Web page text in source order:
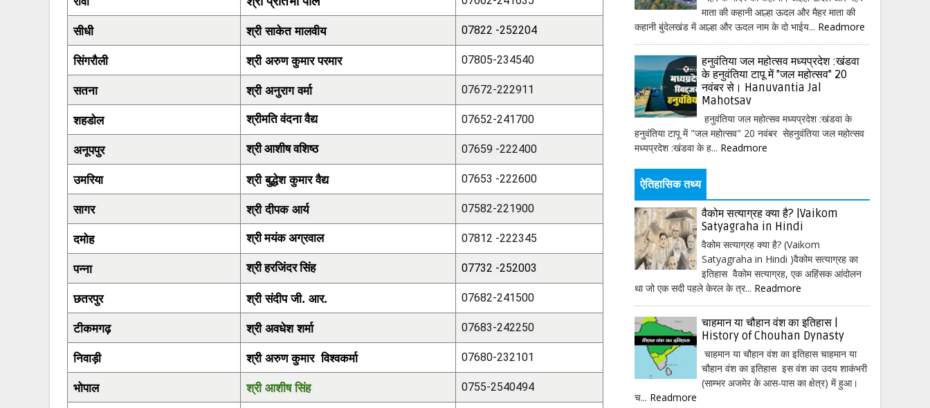
सीधी श्री साकेत मालवीय 07822 -252204
सिंगरौली श्री अरुण कुमार परमार 07805-234540
सतना श्री अनुराग वर्मा 07672-222911
शहडोल श्रीमति वंदना वैद्य 07652-241700
अनूपपुर श्री आशीष वशिष्ठ 07659 -222400
उमरिया श्री बुद्धेश कुमार वैद्य 07653 -222600
सागर श्री दीपक आर्य 07582-221900
दमोह श्री मयंक अग्रवाल 07812 -222345
पन्ना श्री हरजिंदर सिंह 07732 -252003
छतरपुर श्री संदीप जी. आर. 07682-241500
टीकमगढ़ श्री अवधेश शर्मा 07683-242250
निवाड़ी श्री अरुण कुमार विश्वकर्मा 07680-232101
भोपाल श्री आशीष सिंह 0755-2540494
माता की कहानी आल्हा ऊदल और मैहर माता की
कहानी बुंदेलखंड में आल्हा और ऊदल नाम के दो भाईय... Readmore
हनुवंतिया जल महोत्सव मध्यप्रदेश :खंडवा
के हनुवंतिया टापू में "जल महोत्सव" 20
नवंबर से। Hanuvantia Jal
Mahotsav
हनुवंतिया जल महोत्सव मध्यप्रदेश :खंडवा के
हनुवंतिया टापू में "जल महोत्सव" 20 नवंबर सेहनुवंतिया जल महोत्सव
मध्यप्रदेश :खंडवा के ह... Readmore
ऐतिहासिक तथ्य
वैकोम सत्याग्रह क्या है? |Vaikom
Satyagraha in Hindi
वैकोम सत्याग्रह क्या है? (Vaikom
Satyagraha in Hindi )वैकोम सत्याग्रह का
इतिहास वैकोम सत्याग्रह, एक अहिंसक आंदोलन
था जो एक सदी पहले केरल के त्र... Readmore
चाहमान या चौहान वंश का इतिहास |
History of Chouhan Dynasty
चाहमान या चौहान वंश का इतिहास चाहमान या
चौहान वंश का इतिहास इस वंश का उदय शाकंभरी
(साम्भर अजमेर के आस-पास का क्षेत्र) में हुआ।
च... Readmore